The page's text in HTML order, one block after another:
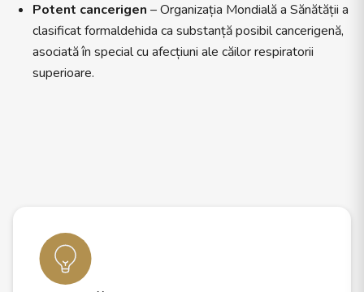
Potent cancerigen – Organizația Mondială a Sănătății a
clasificat formaldehida ca substanță posibil cancerigenă,
asociată în special cu afecțiuni ale căilor respiratorii
superioare.